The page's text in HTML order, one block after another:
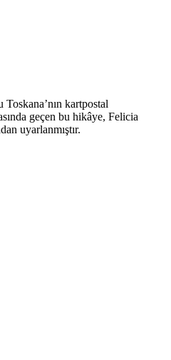
kartpostal
geçen bu hikâye, Felicia
uyarlanmıştır.